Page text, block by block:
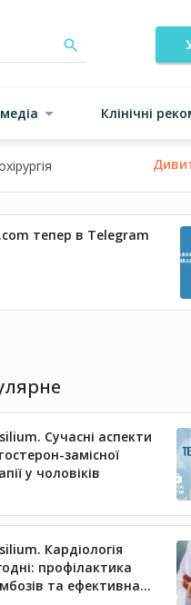
Клінічні
тепер в Telegram
Сучасні аспекти
замісної
у чоловіків
Кардіологія
профілактика
та ефективна